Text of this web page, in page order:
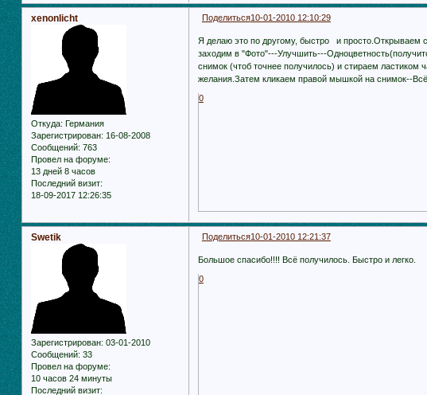
Поделиться10-01-2010 12:10:29
xenonlicht
Откуда: Германия
Зарегистрирован: 16-08-2008
Сообщений: 763
Провел на форуме:
13 дней 8 часов
Последний визит:
18-09-2017 12:26:35
Я делаю это по другому, быстро и просто.Открываем
заходим в "Фото"---Улучшить---
снимок (чтоб точнее получилось) и стираем
желания.Затем кликаем правой мышкой на снимок--
0
Поделиться10-01-2010 12:21:37
Swetik
Зарегистрирован: 03-01-2010
Сообщений: 33
Провел на форуме:
10 часов 24 минуты
Последний визит:
Большое спасибо!!!! Всё получилось. Быстро и легко.
0